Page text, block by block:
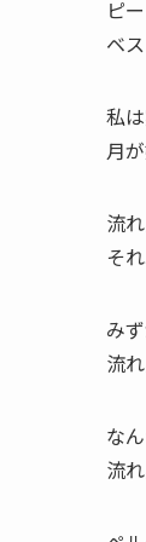
ピ
ベ
私
月
流
そ
み
流
な
流